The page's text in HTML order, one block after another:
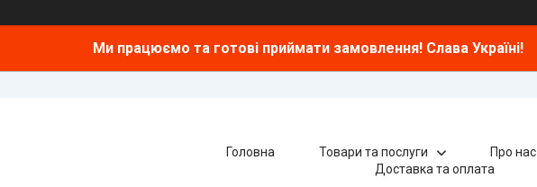
Ми працюємо та готові приймати замовлення! Слава Україні!
Головна Товари та послуги Про нас
Доставка та оплата